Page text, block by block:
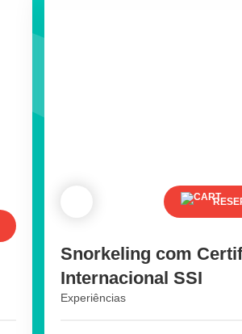
Snorkeling com
Internacional SSI
Experiências